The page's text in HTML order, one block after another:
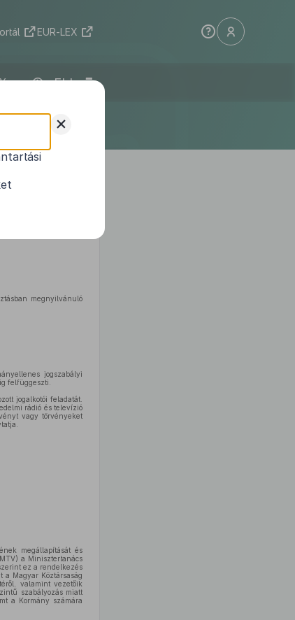
EUR-LEX
ELI
megnyilvánuló
jogszabályi
felfüggeszti.
jogalkotói feladatát.
rádió és televízió
vagy törvényeket
megállapítását és
a Minisztertanács
ez a rendelkezés
a Magyar Köztársaság
valamint vezetőik
szabályozás miatt
a Kormány számára
+